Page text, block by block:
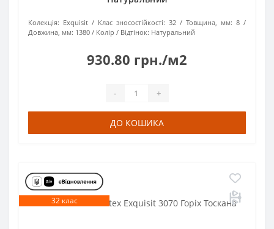
Колекція: Exquisit Клас зносостійкості: 32 Товщина, мм: 8
Довжина, мм: 1380 Колір / Відтінок: Натуральний
930.80 грн./м2
- +
ДО КОШИКА
32 клас